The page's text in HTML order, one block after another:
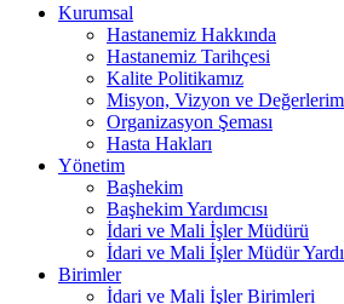
Kurumsal
Hastanemiz Hakkında
Hastanemiz Tarihçesi
Kalite Politikamız
Misyon, Vizyon ve
Organizasyon Şeması
Hasta Hakları
Yönetim
Başhekim
Başhekim Yardımcısı
İdari ve Mali İşler Müdürü
İdari ve Mali İşler Müdür
Birimler
İdari ve Mali İşler Birimleri